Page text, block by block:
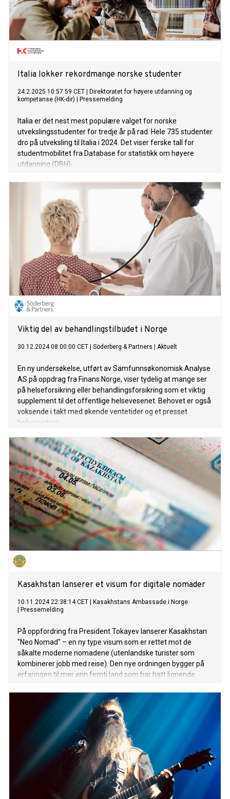
innovasjonsutvikling i Departementet for digital utvikling,
innovasjon og luftfartsindustri, Miras Zakiyev. "For nomader
har bevegelse ikke bare vært en nødvendighet, men en
livsstil. I dag, i en tid preget av digital transformasjon og
globale nettverk, strekker mobilitet seg utover fysiske
Italia lokker rekordmange norske studenter
24.2.2025 10:57:59 CET
Direktoratet for høyere utdanning og
kompetanse (HK-dir)
Pressemelding
Italia er det nest mest populære valget for norske
utvekslingsstudenter for tredje år på rad. Hele 735 studenter
dro på utveksling til Italia i 2024. Det viser ferske tall for
studentmobilitet fra Database for statistikk om høyere
utdanning (DBH).
Viktig del av behandlingstilbudet i Norge
30.12.2024 08:00:00 CET Söderberg & Partners Aktuelt
En ny undersøkelse, utført av Samfunnsøkonomisk Analyse
AS på oppdrag fra Finans Norge, viser tydelig at mange ser
på helseforsikring eller behandlingsforsikring som et viktig
supplement til det offentlige helsevesenet. Behovet er også
voksende i takt med økende ventetider og et presset
helsesystem.
Kasakhstan lanserer et visum for digitale nomader
10.11.2024 22:38:14 CET
Kasakhstans Ambassade i Norge
Pressemelding
På oppfordring fra President Tokayev lanserer Kasakhstan
"Neo Nomad" – en ny type visum som er rettet mot de
såkalte moderne nomadene (utenlandske turister som
kombinerer jobb med reise). Den nye ordningen bygger på
erfaringen til mer enn femti land som har hatt lignende
vise en stabil månedlig inntekt på minst 3 000 dollar (33 000
kroner) utenfor Kasakhstan for å få visumet "Neo Nomad". I
tillegg til det må søkerne vise frem en gyldig helseforsikring
og en plettfri politiattest. Visumet er rettet mot personer
som jobber hjemmefra innen ulike felt, blant annet
programmering, markedsføring, finans, konsulenttjenester,
design og e-handel. Med visumet "Neo Nomad" vil man
kunne bo i Kasakhstan i opptil ett år mens man fortsatt er
ansatt i et utenlandsk selskap. Dette vil ikke bare gi
utlendinger muligheten til å bli kjent med kulturen og livet i